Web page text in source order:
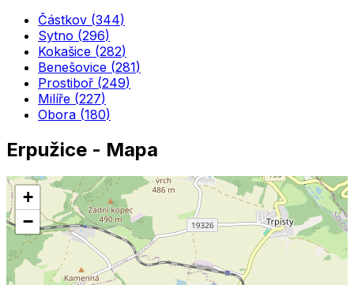
Částkov (344)
Sytno (296)
Kokašice (282)
Benešovice (281)
Prostiboř (249)
Milíře (227)
Obora (180)
Erpužice - Mapa
+
−